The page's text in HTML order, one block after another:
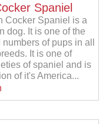
Spaniel
Cocker Spaniel is a
dog. It is one of the
of pups in all
It is one of
of spaniel and is
of it's America...